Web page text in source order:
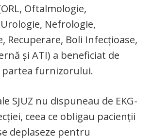
Oftalmologie,
Nefrologie,
Recuperare, Boli Infecţioase,
şi ATI) a beneficiat de
furnizorului.
SJUZ nu dispuneau de EKG-
ceea ce obligau pacienţii
deplaseze pentru